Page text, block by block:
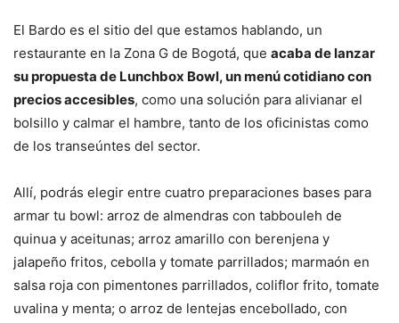
El Bardo es el sitio del que estamos hablando, un
restaurante en la Zona G de Bogotá, que acaba de lanzar
su propuesta de Lunchbox Bowl, un menú cotidiano con
precios accesibles, como una solución para alivianar el
bolsillo y calmar el hambre, tanto de los oficinistas como
de los transeúntes del sector.
Allí, podrás elegir entre cuatro preparaciones bases para
armar tu bowl: arroz de almendras con tabbouleh de
quinua y aceitunas; arroz amarillo con berenjena y
jalapeño fritos, cebolla y tomate parrillados; marmaón en
salsa roja con pimentones parrillados, coliflor frito, tomate
uvalina y menta; o arroz de lentejas encebollado, con